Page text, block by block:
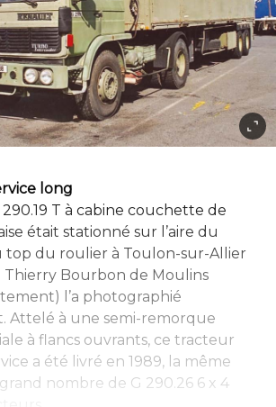
long
T à cabine couchette de
était stationné sur l’aire du
top du roulier à Toulon-sur-Allier
Thierry Bourbon de Moulins
l’a photographié
Attelé à une semi-remorque
à flancs ouvrants, ce tracteur
a été livré en 1989, la même
nombre de G 290.26 6 x 4